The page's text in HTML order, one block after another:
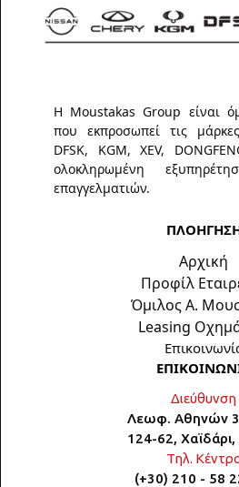
Η Moustakas Group είναι
που εκπροσωπεί τις
DFSK, KGM, XEV,
ολοκληρωμένη
επαγγελματιών.
Αρχική
Προφίλ
Όμιλος Α.
Leasing
Διεύθυνση
Λεωφ. Αθηνών
124-62,
Τηλ.
(+30) 210 - 58